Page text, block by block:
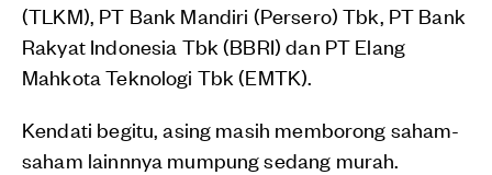
(TLKM), PT Bank Mandiri (Persero) Tbk, PT Bank
Rakyat Indonesia Tbk (BBRI) dan PT Elang
Mahkota Teknologi Tbk (EMTK).
Kendati begitu, asing masih memborong saham-
saham lainnnya mumpung sedang murah.